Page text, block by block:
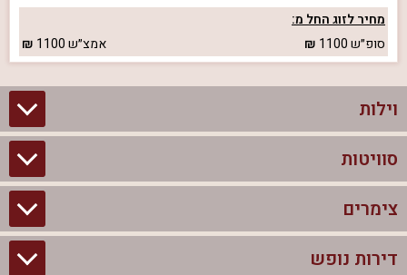
מחיר לזוג החל מ:
סופ״ש1100 אמצ״ש1100
וילות
וילות בצפון
וילות להשכרה
סוויטות
סוויטות בצפון
צימרים לזוגות עם בריכה פרטית
צימרים
צימרים בצפון
דירות נופש